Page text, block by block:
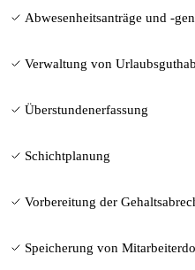
Abwesenheitsanträge und -
Verwaltung von
Überstundenerfassung
Schichtplanung
Vorbereitung der
Speicherung von